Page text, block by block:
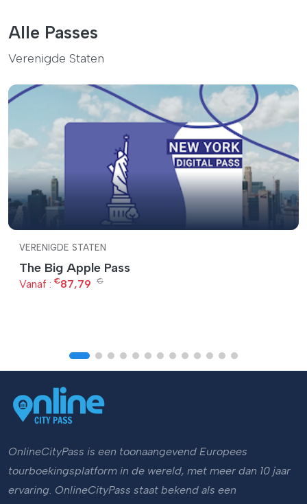
Alle Passes
Verenigde Staten
VERENIGDE STATEN
The Big Apple Pass
Vanaf : €87,79 €
OnlineCityPass is een toonaangevend Europees
tourboekingsplatform in de wereld, met meer dan 10 jaar
ervaring. OnlineCityPass staat bekend als een